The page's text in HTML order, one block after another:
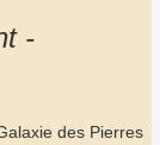
-
des Pierres